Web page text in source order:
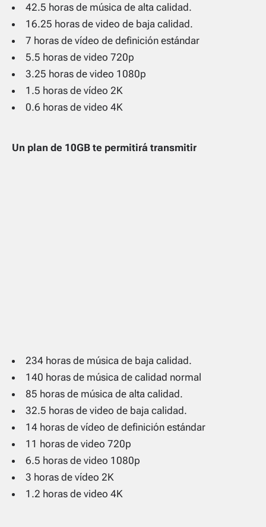
42.5 horas de música de alta calidad.
16.25 horas de video de baja calidad.
7 horas de vídeo de definición estándar
5.5 horas de video 720p
3.25 horas de video 1080p
1.5 horas de vídeo 2K
0.6 horas de video 4K
Un plan de 10GB te permitirá transmitir
234 horas de música de baja calidad.
140 horas de música de calidad normal
85 horas de música de alta calidad.
32.5 horas de video de baja calidad.
14 horas de vídeo de definición estándar
11 horas de video 720p
6.5 horas de video 1080p
3 horas de vídeo 2K
1.2 horas de video 4K